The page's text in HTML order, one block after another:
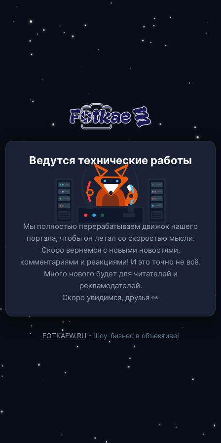
Ведутся технические работы
Мы полностью перерабатываем движок нашего
портала, чтобы он летал со скоростью мысли.
Скоро вернемся c новыми новостями,
комментариями и реакциями! И это точно не всё.
Много нового будет для читателей и
рекламодателей.
Скоро увидимся, друзья 👀
FOTKAEW.RU - Шоу-бизнес в объективе!